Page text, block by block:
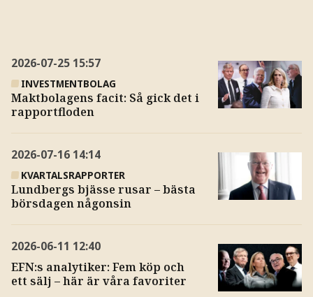
2026-07-25 15:57
INVESTMENTBOLAG
Maktbolagens facit: Så gick det i
rapportfloden
2026-07-16 14:14
KVARTALSRAPPORTER
Lundbergs bjässe rusar – bästa
börsdagen någonsin
2026-06-11 12:40
EFN:s analytiker: Fem köp och
ett sälj – här är våra favoriter